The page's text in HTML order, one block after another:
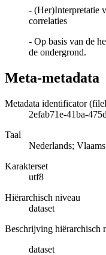
- (Her)Interpretatie
correlaties
- Op basis van de
de ondergrond.
Meta-metadata
Metadata identificator
2efab71e-41ba-
Taal
Nederlands; Vlaams
Karakterset
utf8
Hiërarchisch niveau
dataset
Beschrijving hiërarchisch
dataset